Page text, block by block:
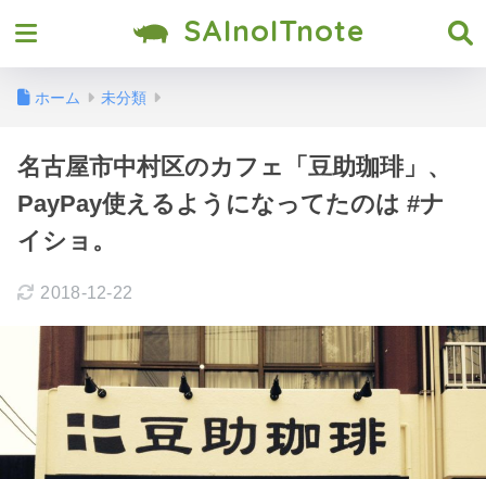
SAInoITnote
ホーム 未分類
名古屋市中村区のカフェ「豆助珈琲」、
PayPay使えるようになってたのは #ナ
イショ。
2018-12-22